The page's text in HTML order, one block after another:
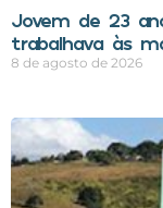
Jovem de 23
trabalhava às
8 de agosto de 2026